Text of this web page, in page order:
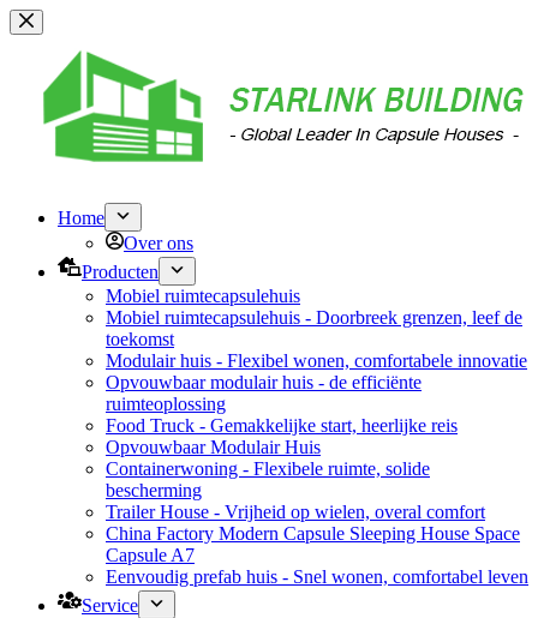
Overslaan
naar
Home
Over ons
Producten
Mobiel ruimtecapsulehuis
Mobiel ruimtecapsulehuis - Doorbreek grenzen, leef de
toekomst
Modulair huis - Flexibel wonen, comfortabele innovatie
Opvouwbaar modulair huis - de efficiënte
ruimteoplossing
Food Truck - Gemakkelijke start, heerlijke reis
Opvouwbaar Modulair Huis
Containerwoning - Flexibele ruimte, solide
bescherming
Trailer House - Vrijheid op wielen, overal comfort
China Factory Modern Capsule Sleeping House Space
Capsule A7
Eenvoudig prefab huis - Snel wonen, comfortabel leven
Service